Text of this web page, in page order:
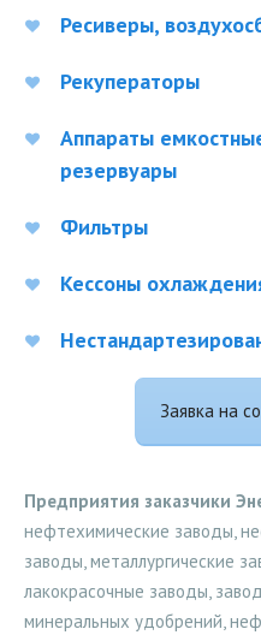
Ресиверы,
Рекуператоры
Аппараты
резервуары
Фильтры
Кессоны
Заявка на
Предприятия заказчики
нефтехимические заводы,
заводы, металлургические
лакокрасочные заводы,
минеральных удобрений,